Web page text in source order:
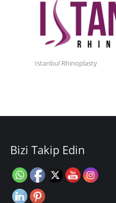
Istanbul Rhinoplasty
Bizi Takip Edin